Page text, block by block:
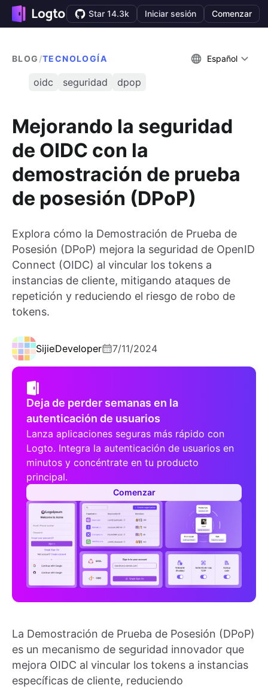
Star 14.3k Iniciar sesión Comenzar
BLOG /TECNOLOGÍA Español
oidc seguridad dpop
Mejorando la seguridad
de OIDC con la
demostración de prueba
de posesión (DPoP)
Explora cómo la Demostración de Prueba de
Posesión (DPoP) mejora la seguridad de OpenID
Connect (OIDC) al vincular los tokens a
instancias de cliente, mitigando ataques de
repetición y reduciendo el riesgo de robo de
tokens.
SijieDeveloper 7/11/2024
Deja de perder semanas en la
autenticación de usuarios
Lanza aplicaciones seguras más rápido con
Logto. Integra la autenticación de usuarios en
minutos y concéntrate en tu producto
principal.
Comenzar
La Demostración de Prueba de Posesión (DPoP)
es un mecanismo de seguridad innovador que
mejora OIDC al vincular los tokens a instancias
específicas de cliente, reduciendo